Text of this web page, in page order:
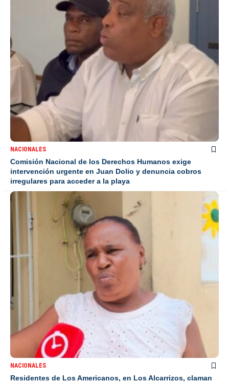
NACIONALES
Comisión Nacional de los Derechos Humanos exige
intervención urgente en Juan Dolio y denuncia cobros
irregulares para acceder a la playa
NACIONALES
Residentes de Los Americanos, en Los Alcarrizos, claman